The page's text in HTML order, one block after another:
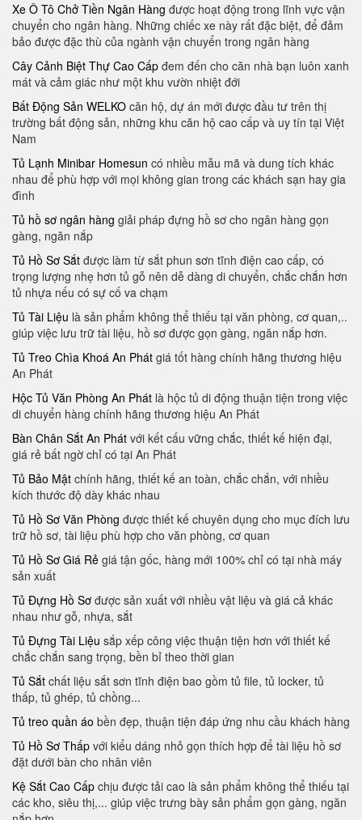
Xe Ô Tô Chở Tiền Ngân Hàng được hoạt động trong lĩnh vực vận
chuyển cho ngân hàng. Những chiếc xe này rất đặc biệt, để đảm
bảo được đặc thù của ngành vận chuyển trong ngân hàng
Cây Cảnh Biệt Thự Cao Cấp đem đến cho căn nhà bạn luôn xanh
mát và cảm giác như một khu vườn nhiệt đới
Bất Động Sản WELKO căn hộ, dự án mới được đầu tư trên thị
trường bất động sản, những khu căn hộ cao cấp và uy tín tại Việt
Nam
Tủ Lạnh Minibar Homesun có nhiều mẫu mã và dung tích khác
nhau để phù hợp với mọi không gian trong các khách sạn hay gia
đình
Tủ hồ sơ ngân hàng giải pháp đựng hồ sơ cho ngân hàng gọn
gàng, ngăn nắp
Tủ Hồ Sơ Sắt được làm từ sắt phun sơn tĩnh điện cao cấp, có
trọng lượng nhẹ hơn tủ gỗ nên dễ dàng di chuyển, chắc chắn hơn
tủ nhựa nếu có sự cố va chạm
Tủ Tài Liệu là sản phẩm không thể thiếu tại văn phòng, cơ quan,..
giúp việc lưu trữ tài liệu, hồ sơ được gọn gàng, ngăn nắp hơn.
Tủ Treo Chìa Khoá An Phát giá tốt hàng chính hãng thương hiệu
An Phát
Hộc Tủ Văn Phòng An Phát là hộc tủ di động thuận tiện trong việc
di chuyển hàng chính hãng thương hiệu An Phát
Bàn Chân Sắt An Phát với kết cấu vững chắc, thiết kế hiện đại,
giá rẻ bất ngờ chỉ có tại An Phát
Tủ Bảo Mật chính hãng, thiết kế an toàn, chắc chắn, với nhiều
kích thước độ dày khác nhau
Tủ Hồ Sơ Văn Phòng được thiết kế chuyên dụng cho mục đích lưu
trữ hồ sơ, tài liệu phù hợp cho văn phòng, cơ quan
Tủ Hồ Sơ Giá Rẻ giá tận gốc, hàng mới 100% chỉ có tại nhà máy
sản xuất
Tủ Đựng Hồ Sơ được sản xuất với nhiều vật liệu và giá cả khác
nhau như gỗ, nhựa, sắt
Tủ Đựng Tài Liệu sắp xếp công việc thuận tiện hơn với thiết kế
chắc chắn sang trọng, bền bỉ theo thời gian
Tủ Sắt chất liệu sắt sơn tĩnh điện bao gồm tủ file, tủ locker, tủ
thấp, tủ ghép, tủ chồng...
Tủ treo quần áo bền đẹp, thuận tiện đáp ứng nhu cầu khách hàng
Tủ Hồ Sơ Thấp với kiểu dáng nhỏ gọn thích hợp để tài liệu hồ sơ
đặt dưới bàn cho nhân viên
Kệ Sắt Cao Cấp chịu được tải cao là sản phẩm không thể thiếu tại
các kho, siêu thị,... giúp việc trưng bày sản phẩm gọn gàng, ngăn